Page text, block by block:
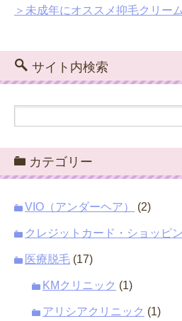
＞未成年にオススメ抑毛クリー
サイト内検索
カテゴリー
VIO（アンダーヘア） (2)
クレジットカード・ショッピ
医療脱毛 (17)
KMクリニック (1)
アリシアクリニック (1)